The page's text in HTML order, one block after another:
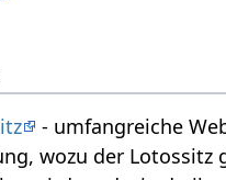
- umfangreiche
wozu der Lotossitz